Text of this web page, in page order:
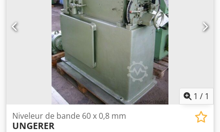
1 / 1
Niveleur de bande 60 x 0,8 mm
UNGERER